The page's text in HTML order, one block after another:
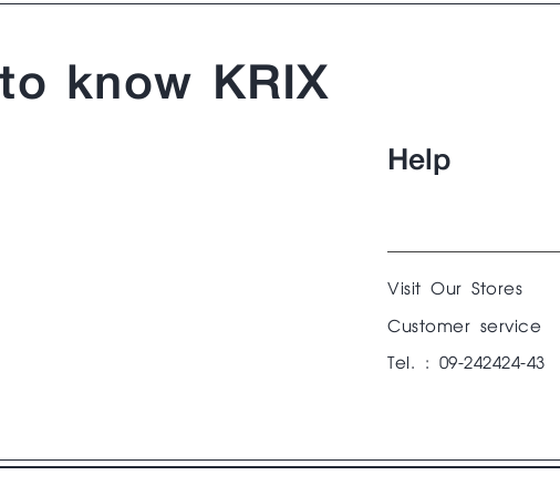
know KRIX
Help
Visit Our Stores
Customer service
Tel. : 09-242424-43